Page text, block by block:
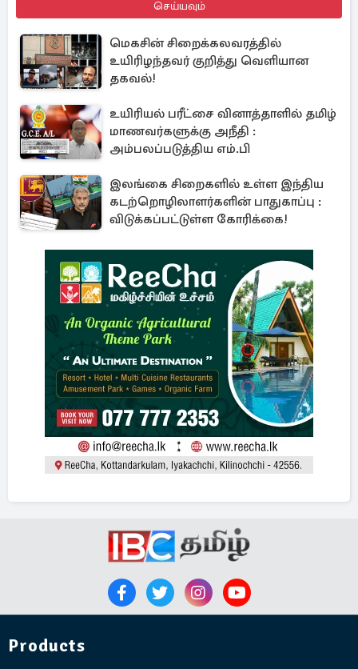
செய்யவும்
மெகசின் சிறைக்கலவரத்தில்
உயிரிழந்தவர் குறித்து வெளியான
தகவல்!
உயிரியல் பரீட்சை வினாத்தாளில் தமிழ்
மாணவர்களுக்கு அநீதி :
அம்பலப்படுத்திய எம்.பி
இலங்கை சிறைகளில் உள்ள இந்திய
கடற்றொழிலாளர்களின் பாதுகாப்பு :
விடுக்கப்பட்டுள்ள கோரிக்கை!
Products